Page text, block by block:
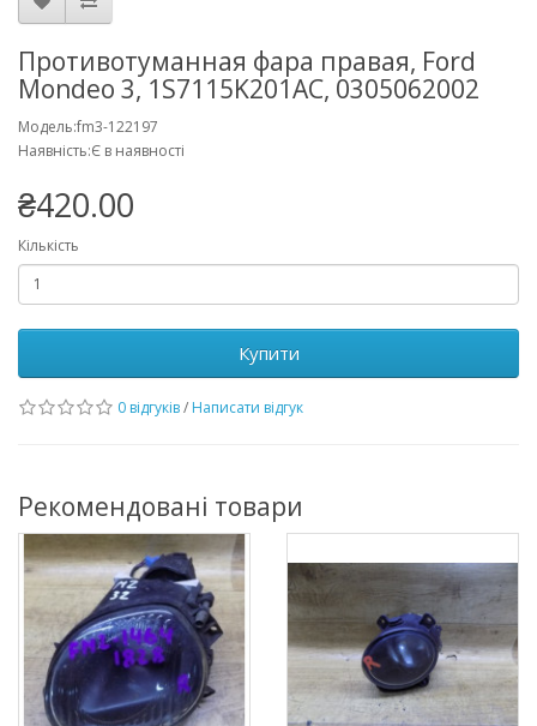
Противотуманная фара правая, Ford
Mondeo 3, 1S7115K201AC, 0305062002
Модель:fm3-122197
Наявність:Є в наявності
₴420.00
Кількість
Купити
0 відгуків/ Написати відгук
Рекомендовані товари